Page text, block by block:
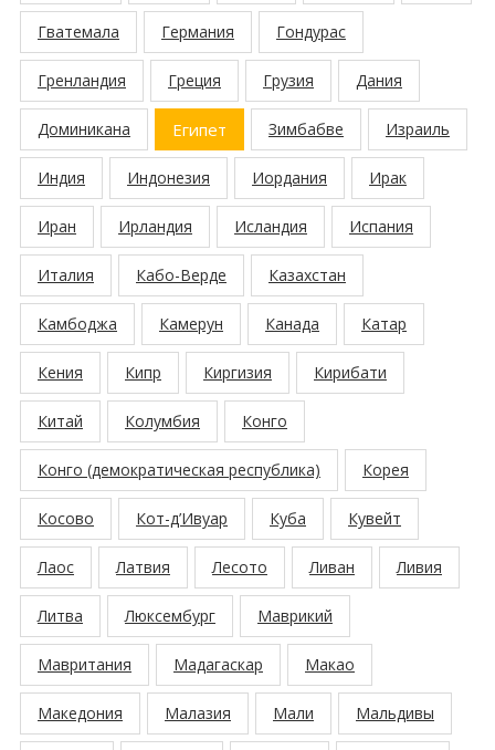
Гватемала Германия Гондурас
Гренландия Греция Грузия Дания
Доминикана Египет Зимбабве Израиль
Индия Индонезия Иордания Ирак
Иран Ирландия Исландия Испания
Италия Кабо-Верде Казахстан
Камбоджа Камерун Канада Катар
Кения Кипр Киргизия Кирибати
Китай Колумбия Конго
Конго (демократическая республика) Корея
Косово Кот-д’Ивуар Куба Кувейт
Лаос Латвия Лесото Ливан Ливия
Литва Люксембург Маврикий
Мавритания Мадагаскар Макао
Македония Малазия Мали Мальдивы